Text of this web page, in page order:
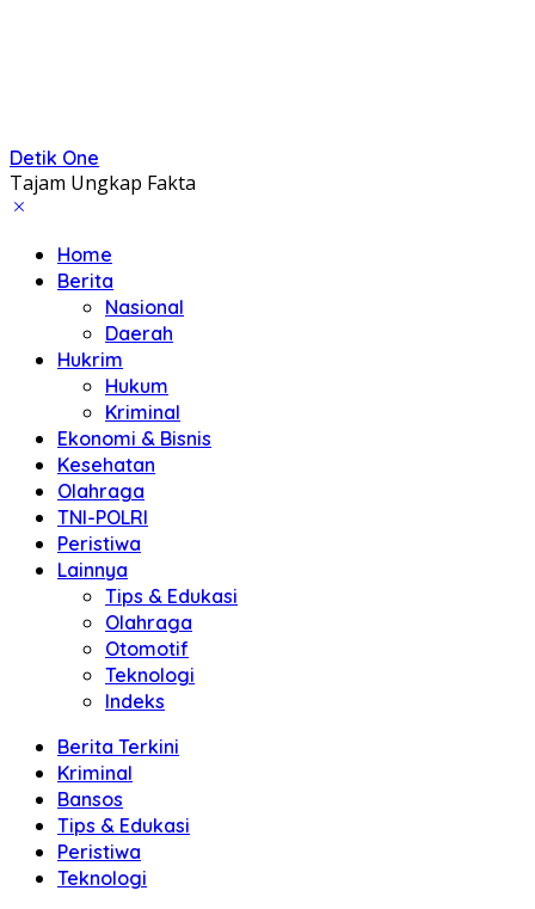
Detik One
Tajam Ungkap Fakta
Home
Berita
Nasional
Daerah
Hukrim
Hukum
Kriminal
Ekonomi & Bisnis
Kesehatan
Olahraga
TNI-POLRI
Peristiwa
Lainnya
Tips & Edukasi
Olahraga
Otomotif
Teknologi
Indeks
Berita Terkini
Kriminal
Bansos
Tips & Edukasi
Peristiwa
Teknologi